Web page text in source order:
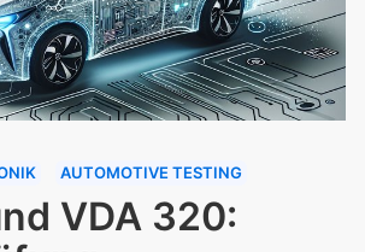
AUTOMOTIVE TESTING
VDA 320: